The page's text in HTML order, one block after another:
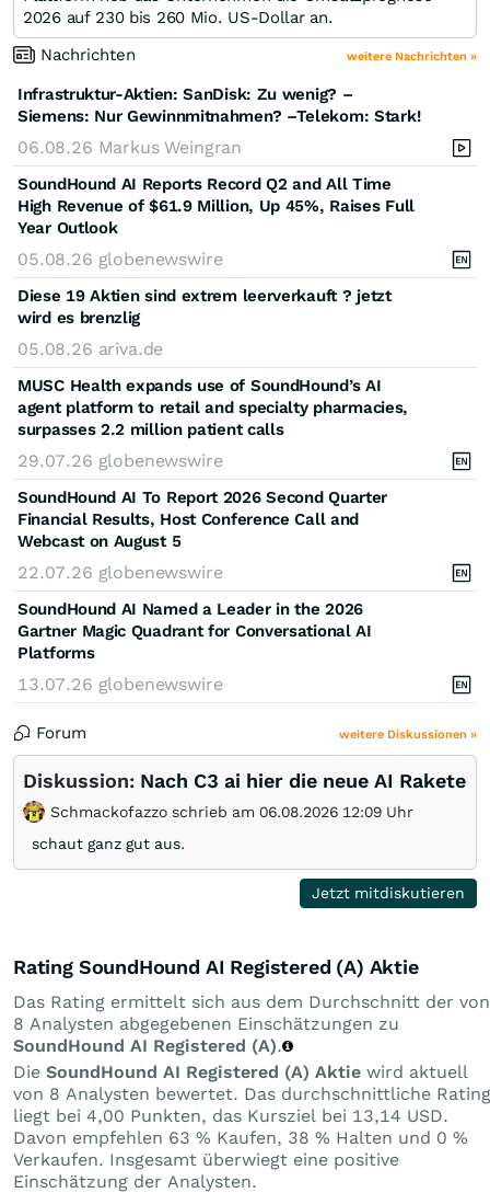
2026 auf 230 bis 260 Mio. US-Dollar an.
Nachrichten
weitere Nachrichten »
Infrastruktur-Aktien: SanDisk: Zu wenig? –
Siemens: Nur Gewinnmitnahmen? –Telekom: Stark!
06.08.26 Markus Weingran
SoundHound AI Reports Record Q2 and All Time
High Revenue of $61.9 Million, Up 45%, Raises Full
Year Outlook
05.08.26 globenewswire
Diese 19 Aktien sind extrem leerverkauft ? jetzt
wird es brenzlig
05.08.26 ariva.de
MUSC Health expands use of SoundHound’s AI
agent platform to retail and specialty pharmacies,
surpasses 2.2 million patient calls
29.07.26 globenewswire
SoundHound AI To Report 2026 Second Quarter
Financial Results, Host Conference Call and
Webcast on August 5
22.07.26 globenewswire
SoundHound AI Named a Leader in the 2026
Gartner Magic Quadrant for Conversational AI
Platforms
13.07.26 globenewswire
Forum weitere Diskussionen »
Diskussion: Nach C3 ai hier die neue AI Rakete
Schmackofazzo schrieb am 06.08.2026 12:09 Uhr
schaut ganz gut aus.
Jetzt mitdiskutieren
Rating SoundHound AI Registered (A) Aktie
Das Rating ermittelt sich aus dem Durchschnitt der von
8 Analysten abgegebenen Einschätzungen zu
SoundHound AI Registered (A).
Die SoundHound AI Registered (A) Aktie wird aktuell
von 8 Analysten bewertet. Das durchschnittliche Rating
liegt bei 4,00 Punkten, das Kursziel bei 13,14 USD.
Davon empfehlen 63 % Kaufen, 38 % Halten und 0 %
Verkaufen. Insgesamt überwiegt eine positive
Einschätzung der Analysten.